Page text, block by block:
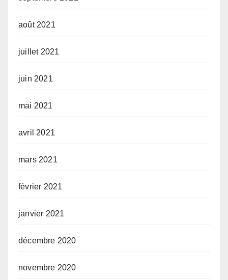
août 2021
juillet 2021
juin 2021
mai 2021
avril 2021
mars 2021
février 2021
janvier 2021
décembre 2020
novembre 2020